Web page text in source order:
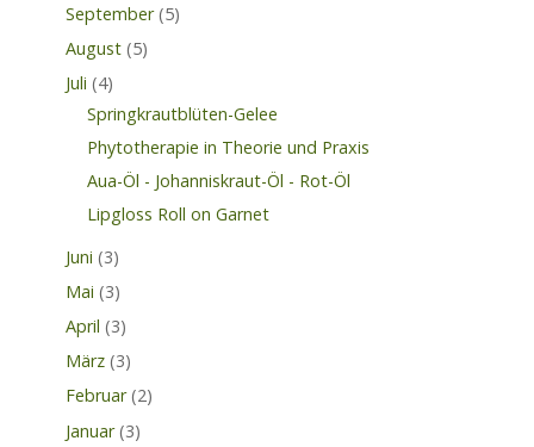
September (5)
August (5)
Juli (4)
Springkrautblüten-Gelee
Phytotherapie in Theorie und Praxis
Aua-Öl - Johanniskraut-Öl - Rot-Öl
Lipgloss Roll on Garnet
Juni (3)
Mai (3)
April (3)
März (3)
Februar (2)
Januar (3)